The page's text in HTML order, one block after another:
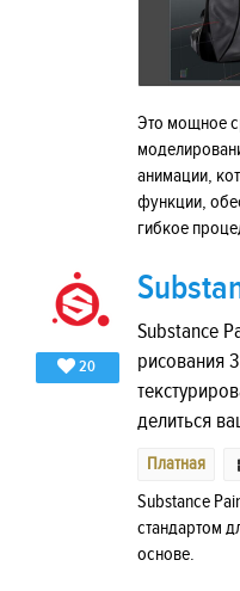
Это мощное
анимации,
функции,
гибкое
20
Substance
рисования
делиться
Платная
Substance
стандартом
основе.